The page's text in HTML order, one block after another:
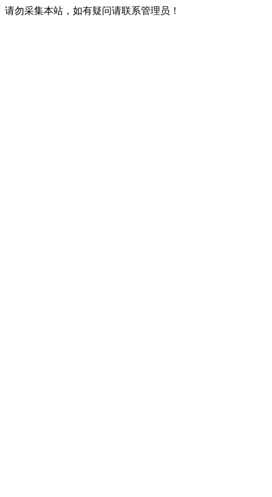
请勿采集本站，如有疑问请联系管理员！